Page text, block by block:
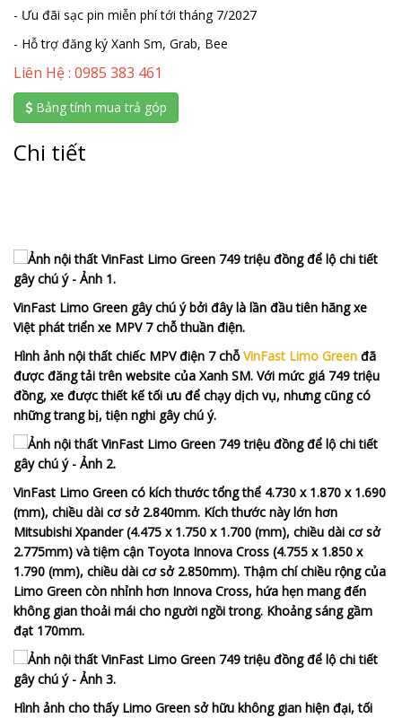
- Ưu đãi sạc pin miễn phí tới tháng 7/2027
- Hỗ trợ đăng ký Xanh Sm, Grab, Bee
Liên Hệ : 0985 383 461
Bảng tính mua trả góp
Chi tiết
VinFast Limo Green gây chú ý bởi đây là lần đầu tiên hãng xe
Việt phát triển xe MPV 7 chỗ thuần điện.
Hình ảnh nội thất chiếc MPV điện 7 chỗVinFast Limo Green đã
được đăng tải trên website của Xanh SM. Với mức giá 749 triệu
đồng, xe được thiết kế tối ưu để chạy dịch vụ, nhưng cũng có
những trang bị, tiện nghi gây chú ý.
VinFast Limo Green có kích thước tổng thể 4.730 x 1.870 x 1.690
(mm), chiều dài cơ sở 2.840mm. Kích thước này lớn hơn
Mitsubishi Xpander (4.475 x 1.750 x 1.700 (mm), chiều dài cơ sở
2.775mm) và tiệm cận Toyota Innova Cross (4.755 x 1.850 x
1.790 (mm), chiều dài cơ sở 2.850mm). Thậm chí chiều rộng của
Limo Green còn nhỉnh hơn Innova Cross, hứa hẹn mang đến
không gian thoải mái cho người ngồi trong. Khoảng sáng gầm
đạt 170mm.
Hình ảnh cho thấy Limo Green sở hữu không gian hiện đại, tối